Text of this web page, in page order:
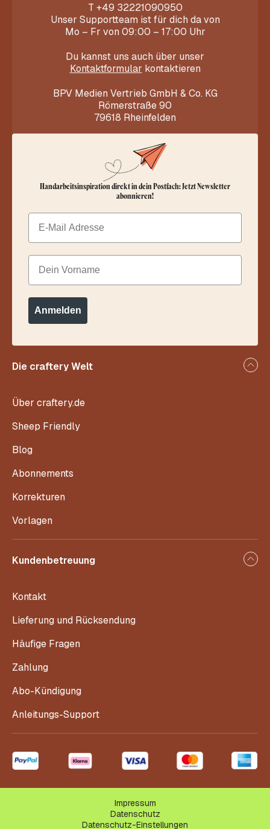
T +49 32221090950
Unser Supportteam ist für dich da von
Mo – Fr von 09:00 – 17:00 Uhr
Du kannst uns auch über unser
Kontaktformular kontaktieren
BPV Medien Vertrieb GmbH & Co. KG
Römerstraße 90
79618 Rheinfelden
Die craftery Welt
Über craftery.de
Sheep Friendly
Blog
Abonnements
Korrekturen
Vorlagen
Kundenbetreuung
Kontakt
Lieferung und Rücksendung
Häufige Fragen
Zahlung
Abo-Kündigung
Anleitungs-Support
Handarbeitsinspiration direkt in dein Postfach: Jetzt Newsletter
abonnieren!
Email
Dein Vorname
Anmelden
Impressum
Datenschutz
Datenschutz-Einstellungen